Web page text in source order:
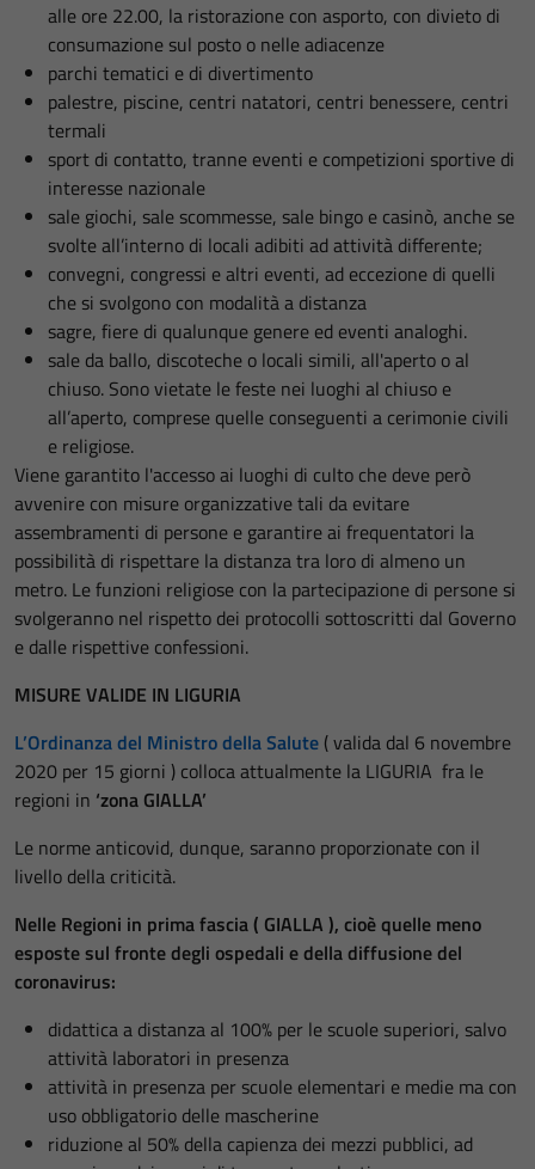
alle ore 22.00, la ristorazione con asporto, con divieto di
consumazione sul posto o nelle adiacenze
parchi tematici e di divertimento
palestre, piscine, centri natatori, centri benessere, centri
termali
sport di contatto, tranne eventi e competizioni sportive di
interesse nazionale
sale giochi, sale scommesse, sale bingo e casinò, anche se
svolte all’interno di locali adibiti ad attività differente;
convegni, congressi e altri eventi, ad eccezione di quelli
che si svolgono con modalità a distanza
sagre, fiere di qualunque genere ed eventi analoghi.
sale da ballo, discoteche o locali simili, all'aperto o al
chiuso. Sono vietate le feste nei luoghi al chiuso e
all’aperto, comprese quelle conseguenti a cerimonie civili
e religiose.
Viene garantito l'accesso ai luoghi di culto che deve però
avvenire con misure organizzative tali da evitare
assembramenti di persone e garantire ai frequentatori la
possibilità di rispettare la distanza tra loro di almeno un
metro. Le funzioni religiose con la partecipazione di persone si
svolgeranno nel rispetto dei protocolli sottoscritti dal Governo
e dalle rispettive confessioni.
MISURE VALIDE IN LIGURIA
L’Ordinanza del Ministro della Salute ( valida dal 6 novembre
2020 per 15 giorni ) colloca attualmente la LIGURIA fra le
regioni in ‘zona GIALLA’
Le norme anticovid, dunque, saranno proporzionate con il
livello della criticità.
Nelle Regioni in prima fascia ( GIALLA ), cioè quelle meno
esposte sul fronte degli ospedali e della diffusione del
coronavirus:
didattica a distanza al 100% per le scuole superiori, salvo
attività laboratori in presenza
attività in presenza per scuole elementari e medie ma con
uso obbligatorio delle mascherine
riduzione al 50% della capienza dei mezzi pubblici, ad